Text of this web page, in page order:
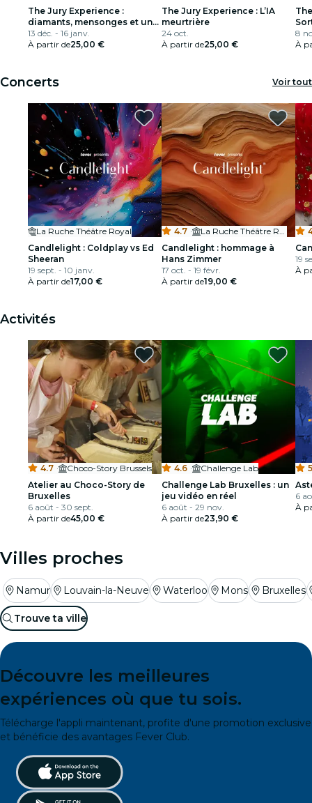
The Jury Experience :
diamants, mensonges et un
mort
13 déc. - 16 janv.
À partir de25,00 €
The Jury Experience : L’IA
meurtrière
24 oct.
À partir de25,00 €
8
À
Concerts Voir tout
La Ruche Théâtre Royal
Candlelight : Coldplay vs Ed
Sheeran
19 sept. - 10 janv.
À partir de17,00 €
4.7 ·
Candlelight : hommage à
Hans Zimmer
17 oct. - 19 févr.
À partir de19,00 €
19
À
Activités
4.7 ·
Choco-Story Brussels
Atelier au Choco-Story de
Bruxelles
6 août - 30 sept.
À partir de45,00 €
4.6 ·
Challenge Lab
Challenge Lab Bruxelles : un
jeu vidéo en réel
6 août - 29 nov.
À partir de23,90 €
6
À
Villes proches
Namur Louvain-la-Neuve Waterloo Mons Bruxelles
Trouve ta ville
Découvre les meilleures
expériences où que tu sois.
Télécharge l'appli maintenant, profite d'une promotion exclusive
et bénéficie des avantages Fever Club.